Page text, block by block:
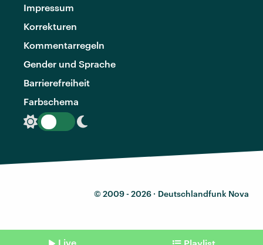
Impressum
Korrekturen
Kommentarregeln
Gender und Sprache
Barrierefreiheit
Farbschema
© 2009 - 2026 · Deutschlandfunk Nova
Live